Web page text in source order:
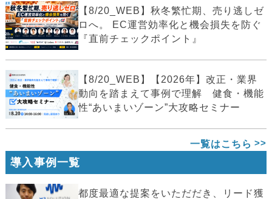
【8/20_WEB】秋冬繁忙期、売り逃しゼ
ロへ。 EC運営効率化と機会損失を防ぐ
『直前チェックポイント』
【8/20_WEB】【2026年】改正・業界
動向を踏まえて事例で理解 健食・機能
性“あいまいゾーン”大攻略セミナー
一覧はこちら
導入事例一覧
都度最適な提案をいただだき、リード獲